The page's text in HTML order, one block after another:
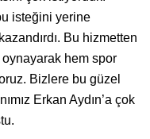
isteğini yerine
Bu hizmetten
hem spor
Bizlere bu güzel
Erkan Aydın’a çok